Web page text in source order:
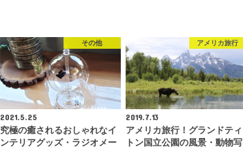
その他
2021.5.25
究極の癒されるおしゃれなイ
ンテリアグッズ・ラジオメー
アメリカ旅行
2019.7.13
アメリカ旅行！グランドティ
トン国立公園の風景・動物写